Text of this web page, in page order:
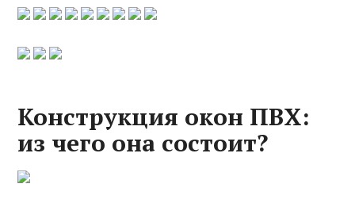
Конструкция окон ПВХ:
из чего она состоит?